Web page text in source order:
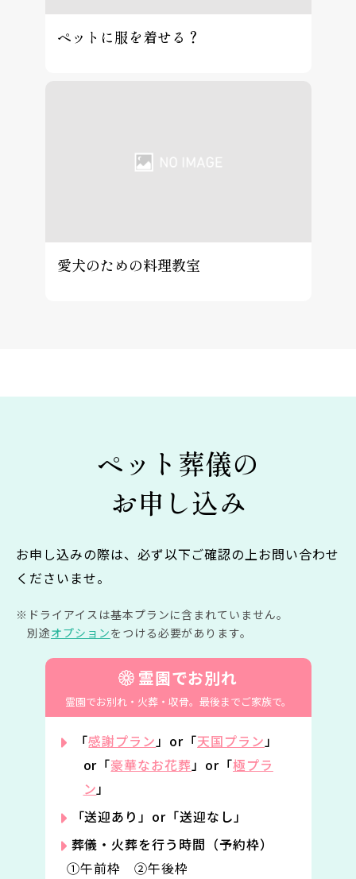
ペットに服を着せる？
愛犬のための料理教室
ペット葬儀の
お申し込み
お申し込みの際は、必ず以下ご確認の上お問い合わせ
くださいませ。
ドライアイスは基本プランに含まれていません。
別途オプションをつける必要があります。
霊園でお別れ
霊園でお別れ・火葬・収骨。 最後までご家族で。
「感謝プラン」or「天国プラン」
or「豪華なお花葬」or「極プラ
ン」
「送迎あり」or「送迎なし」
葬儀・火葬を行う時間（予約枠）
①午前枠 ②午後枠